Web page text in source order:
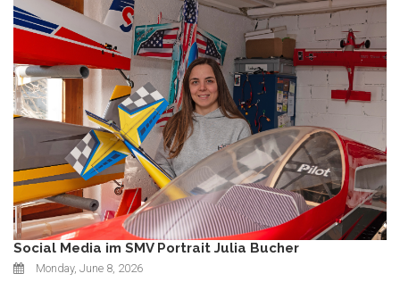
Social Media im SMV Portrait Julia Bucher
Monday, June 8, 2026